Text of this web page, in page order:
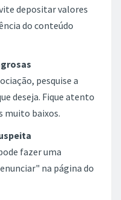
depositar valores
do conteúdo
pesquise a
deseja. Fique atento
muito baixos.
fazer uma
na página do